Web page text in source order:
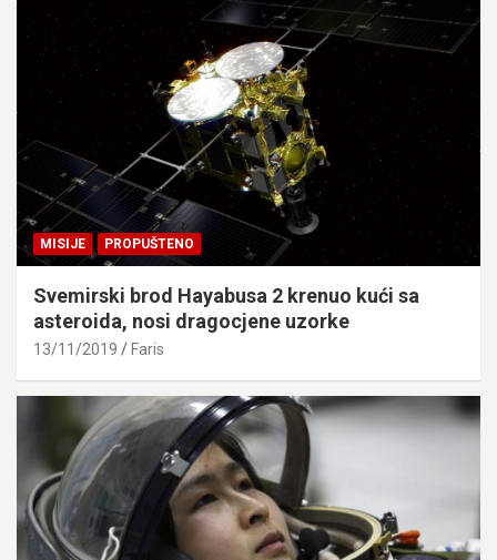
MISIJE PROPUŠTENO
Svemirski brod Hayabusa 2 krenuo kući sa
asteroida, nosi dragocjene uzorke
13/11/2019 Faris